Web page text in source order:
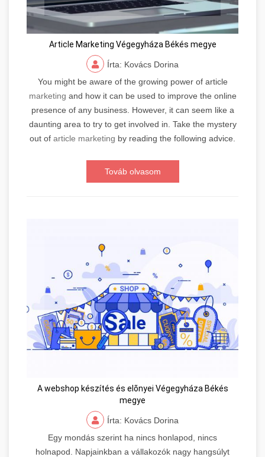
Article Marketing Végegyháza Békés megye
Írta: Kovács Dorina
You might be aware of the growing power of article
marketing and how it can be used to improve the online
presence of any business. However, it can seem like a
daunting area to try to get involved in. Take the mystery
out of article marketing by reading the following advice.
Továb olvasom
A webshop készítés és elõnyei Végegyháza Békés
megye
Írta: Kovács Dorina
Egy mondás szerint ha nincs honlapod, nincs
holnapod. Napjainkban a vállakozók nagy hangsúlyt